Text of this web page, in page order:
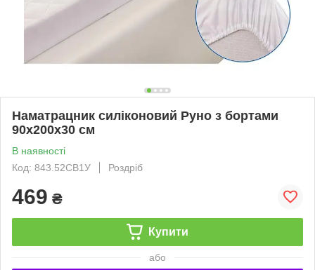
Наматрацник силіконовий Руно з бортами
90х200х30 см
В наявності
Код: 843.52СВ1У
Роздріб
469 ₴
Купити
або